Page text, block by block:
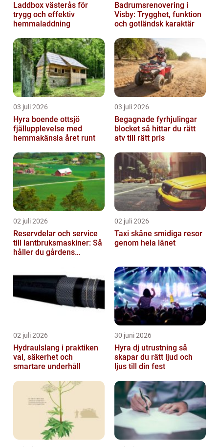
Laddbox västerås för
trygg och effektiv
hemmaladdning
Badrumsrenovering i
Visby: Trygghet, funktion
och gotländsk karaktär
03 juli 2026
Hyra boende ottsjö
fjällupplevelse med
hemmakänsla året runt
03 juli 2026
Begagnade fyrhjulingar
blocket så hittar du rätt
atv till rätt pris
02 juli 2026
Reservdelar och service
till lantbruksmaskiner: Så
håller du gårdens
02 juli 2026
Taxi skåne smidiga resor
genom hela länet
02 juli 2026
Hydraulslang i praktiken
val, säkerhet och
smartare underhåll
30 juni 2026
Hyra dj utrustning så
skapar du rätt ljud och
ljus till din fest